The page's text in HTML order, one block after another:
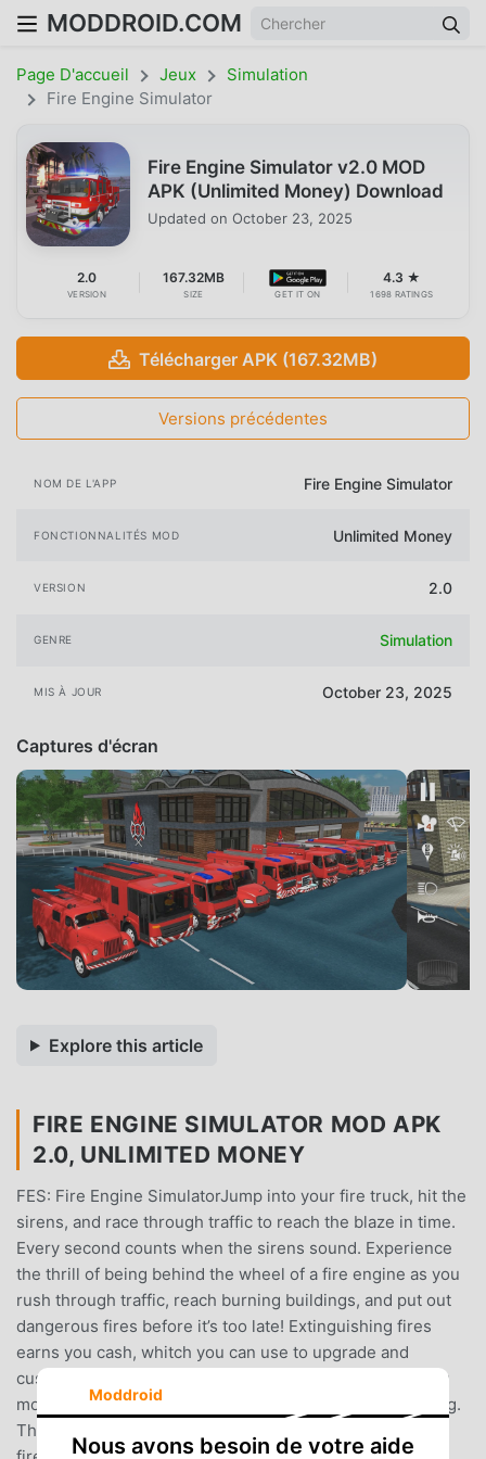
MODDROID.COM
Page D'accueil Jeux
Simulation
Fire Engine Simulator
Fire Engine Simulator v2.0 MOD
APK (Unlimited Money) Download
Updated on October 23, 2025
2.0
VERSION
167.32MB
SIZE GET IT ON
4.3 ★
1698 RATINGS
Télécharger APK (167.32MB)
Versions précédentes
NOM DE L'APP Fire Engine Simulator
FONCTIONNALITÉS MOD Unlimited Money
VERSION 2.0
GENRE Simulation
MIS À JOUR October 23, 2025
Captures d'écran
Explore this article
FIRE ENGINE SIMULATOR MOD APK
2.0, UNLIMITED MONEY
FES: Fire Engine SimulatorJump into your fire truck, hit the
sirens, and race through traffic to reach the blaze in time.
Every second counts when the sirens sound. Experience
the thrill of being behind the wheel of a fire engine as you
rush through traffic, reach burning buildings, and put out
dangerous fires before it’s too late! Extinguishing fires
earns you cash, whitch you can use to upgrade and
customize your fire truck, or purchase one that suits you
more. Put out a dumpster fire or a massive office building.
The joice is yours.Whether you love driving, rescue, or
Moddroid
Nous avons besoin de votre aide